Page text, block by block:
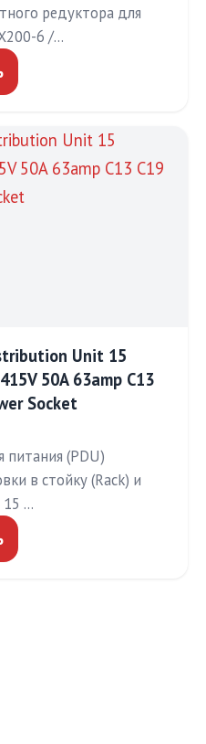
редуктора для
6 /…
Unit 15
50A 63amp C13
Socket
питания (PDU)
в стойку (Rack) и
15 …